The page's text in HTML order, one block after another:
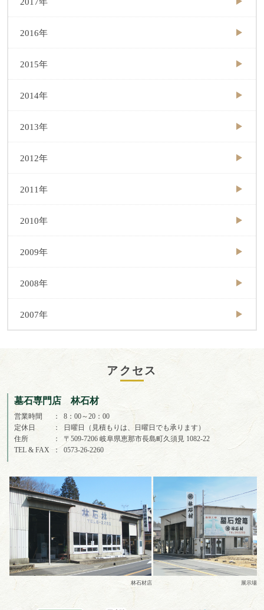
2016年
2015年
2014年
2013年
2012年
2011年
2010年
2009年
2008年
2007年
アクセス
墓石専門店 林石材
営業時間
8：00～20：00
定休日
日曜日（見積もりは、日曜日でも承ります）
住所
〒509-7206 岐阜県恵那市長島町久須見 1082-22
TEL & FAX
0573-26-2260
林石材店 展示場